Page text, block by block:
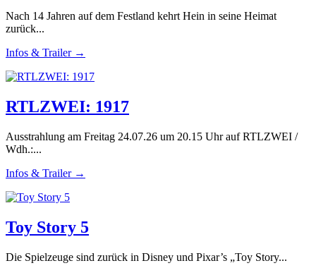
Nach 14 Jahren auf dem Festland kehrt Hein in seine Heimat
zurück...
Infos & Trailer →
RTLZWEI: 1917
Ausstrahlung am Freitag 24.07.26 um 20.15 Uhr auf RTLZWEI /
Wdh.:...
Infos & Trailer →
Toy Story 5
Die Spielzeuge sind zurück in Disney und Pixar’s „Toy Story...